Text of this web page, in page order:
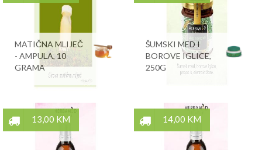
MATIČNA MLIJEČ
- AMPULA, 10
GRAMA
ŠUMSKI MED I
BOROVE IGLICE,
250G
13,00 KM 14,00 KM